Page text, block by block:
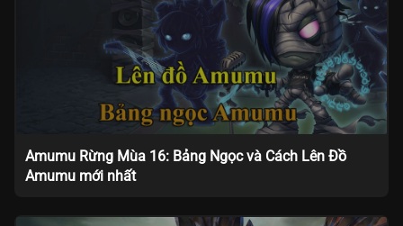
Amumu Rừng Mùa 16: Bảng Ngọc và Cách Lên Đồ
Amumu mới nhất